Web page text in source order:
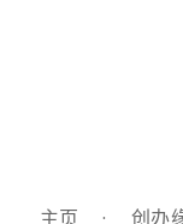
主页 · 创办